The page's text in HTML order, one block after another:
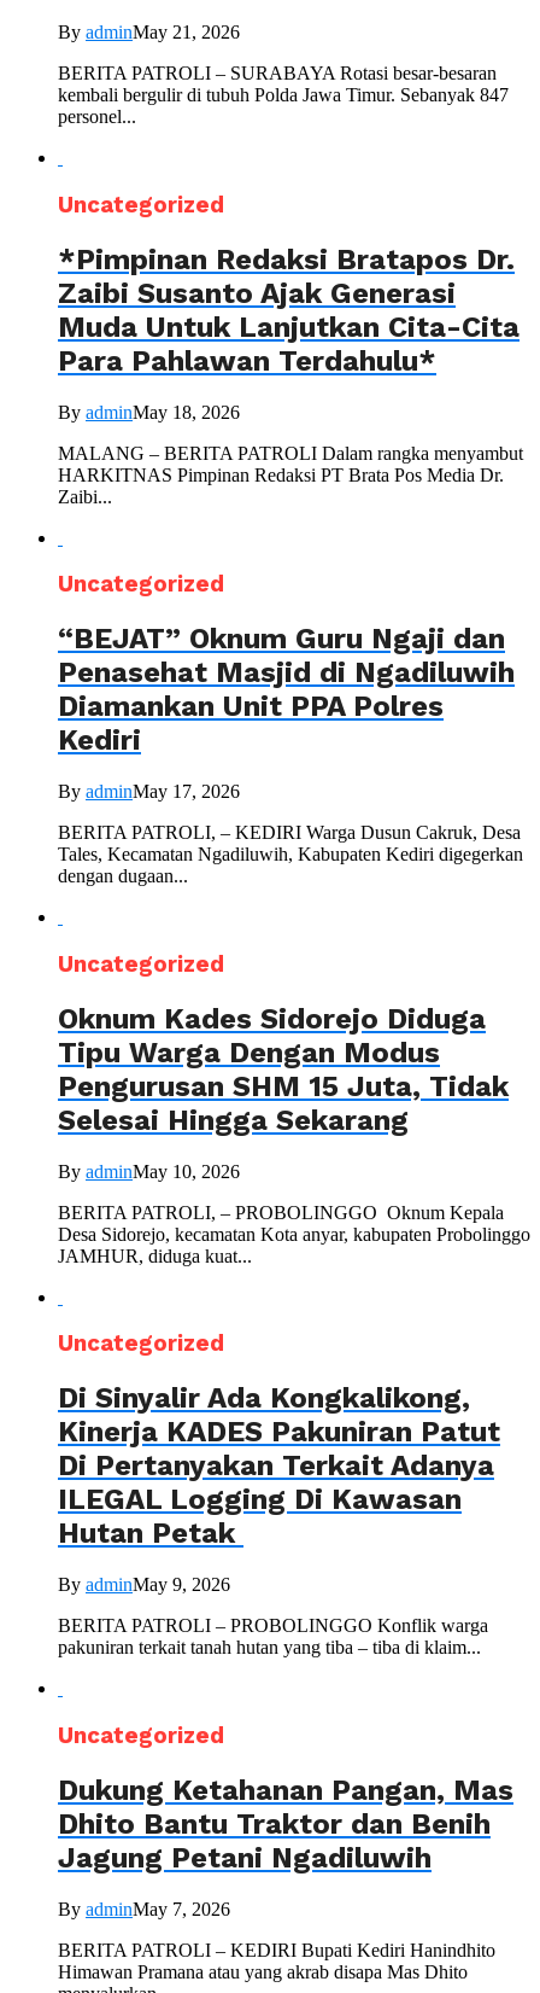
By adminMay 21, 2026
BERITA PATROLI – SURABAYA Rotasi besar-besaran
kembali bergulir di tubuh Polda Jawa Timur. Sebanyak 847
personel...
Uncategorized
*Pimpinan Redaksi Bratapos Dr.
Zaibi Susanto Ajak Generasi
Muda Untuk Lanjutkan Cita-Cita
Para Pahlawan Terdahulu*
By adminMay 18, 2026
MALANG – BERITA PATROLI Dalam rangka menyambut
HARKITNAS Pimpinan Redaksi PT Brata Pos Media Dr.
Zaibi...
Uncategorized
“BEJAT” Oknum Guru Ngaji dan
Penasehat Masjid di Ngadiluwih
Diamankan Unit PPA Polres
Kediri
By adminMay 17, 2026
BERITA PATROLI, – KEDIRI Warga Dusun Cakruk, Desa
Tales, Kecamatan Ngadiluwih, Kabupaten Kediri digegerkan
dengan dugaan...
Uncategorized
Oknum Kades Sidorejo Diduga
Tipu Warga Dengan Modus
Pengurusan SHM 15 Juta, Tidak
Selesai Hingga Sekarang
By adminMay 10, 2026
BERITA PATROLI, – PROBOLINGGO Oknum Kepala
Desa Sidorejo, kecamatan Kota anyar, kabupaten Probolinggo
JAMHUR, diduga kuat...
Uncategorized
Di Sinyalir Ada Kongkalikong,
Kinerja KADES Pakuniran Patut
Di Pertanyakan Terkait Adanya
ILEGAL Logging Di Kawasan
Hutan Petak
By adminMay 9, 2026
BERITA PATROLI – PROBOLINGGO Konflik warga
pakuniran terkait tanah hutan yang tiba – tiba di klaim...
Uncategorized
Dukung Ketahanan Pangan, Mas
Dhito Bantu Traktor dan Benih
Jagung Petani Ngadiluwih
By adminMay 7, 2026
BERITA PATROLI – KEDIRI Bupati Kediri Hanindhito
Himawan Pramana atau yang akrab disapa Mas Dhito